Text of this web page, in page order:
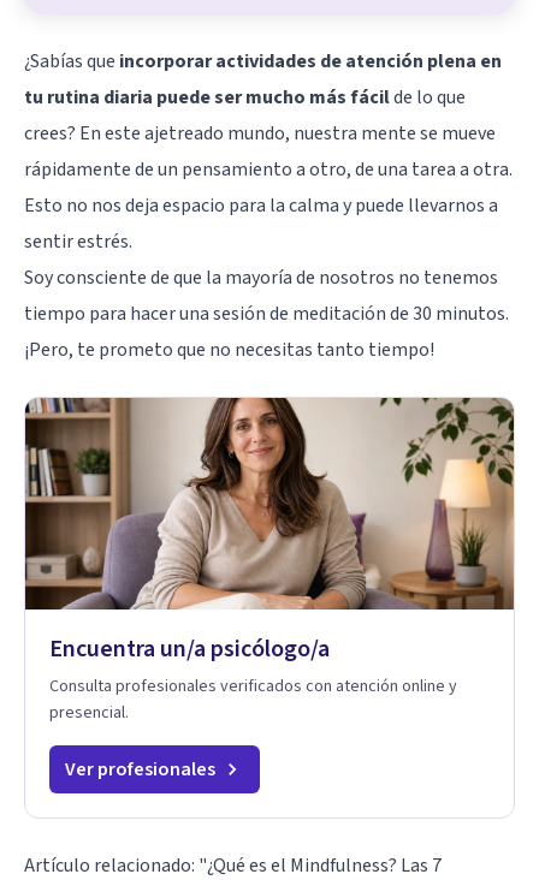
¿Sabías que incorporar actividades de atención plena en
tu rutina diaria puede ser mucho más fácilde lo que
crees? En este ajetreado mundo, nuestra mente se mueve
rápidamente de un pensamiento a otro, de una tarea a otra.
Esto no nos deja espacio para la calma y puede llevarnos a
sentir estrés.
Soy consciente de que la mayoría de nosotros no tenemos
tiempo para hacer una sesión de meditación de 30 minutos.
¡Pero, te prometo que no necesitas tanto tiempo!
Encuentra un/a psicólogo/a
Consulta profesionales verificados con atención online y
presencial.
Ver profesionales
Artículo relacionado: "¿Qué es el Mindfulness? Las 7